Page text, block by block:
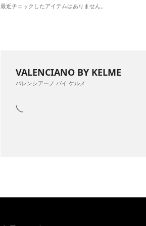
最近チェックしたアイテムはありません。
VALENCIANO BY KELME
バレンシアーノ バイ ケルメ